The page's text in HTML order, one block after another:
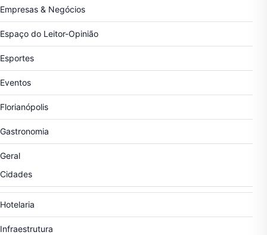
Empresas & Negócios
Espaço do Leitor-Opinião
Esportes
Eventos
Florianópolis
Gastronomia
Geral
Cidades
Hotelaria
Infraestrutura